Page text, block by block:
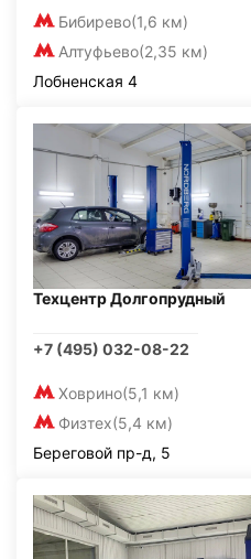
Бибирево(1,6 км)
Алтуфьево(2,35 км)
Лобненская 4
Техцентр Долгопрудный
+7 (495) 032-08-22
Ховрино(5,1 км)
Физтех(5,4 км)
Береговой пр-д, 5